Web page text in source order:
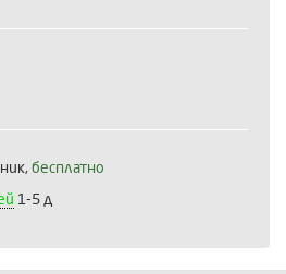
бесплатно
1-5 д